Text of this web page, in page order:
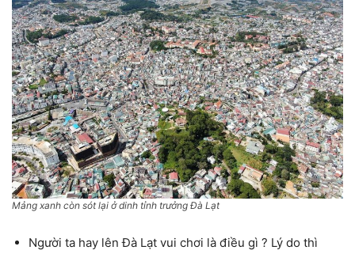
Mảng xanh còn sót lại ở dinh tỉnh trưởng Đà Lạt
Người ta hay lên Đà Lạt vui chơi là điều gì ? Lý do thì